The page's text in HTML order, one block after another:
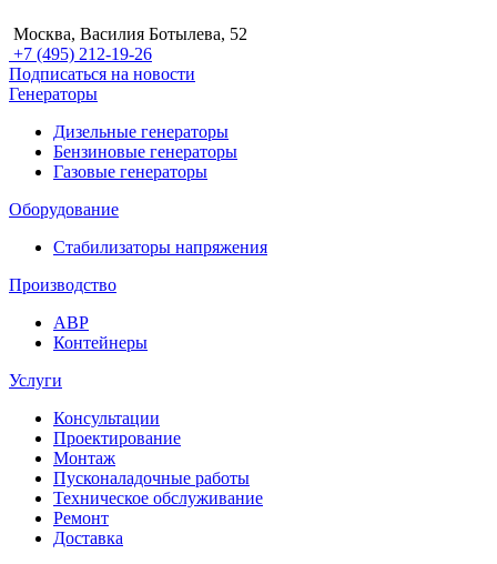
Москва, Василия Ботылева, 52
+7 (495) 212-19-26
Подписаться на новости
Генераторы
Дизельные генераторы
Бензиновые генераторы
Газовые генераторы
Оборудование
Стабилизаторы напряжения
Производство
АВР
Контейнеры
Услуги
Консультации
Проектирование
Монтаж
Пусконаладочные работы
Техническое обслуживание
Ремонт
Доставка